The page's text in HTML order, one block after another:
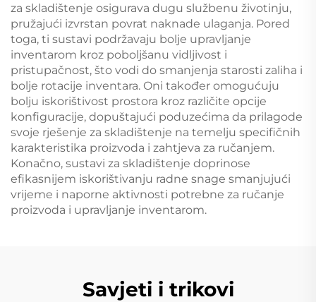
za skladištenje osigurava dugu službenu životinju,
pružajući izvrstan povrat naknade ulaganja. Pored
toga, ti sustavi podržavaju bolje upravljanje
inventarom kroz poboljšanu vidljivost i
pristupačnost, što vodi do smanjenja starosti zaliha i
bolje rotacije inventara. Oni također omogućuju
bolju iskorištivost prostora kroz različite opcije
konfiguracije, dopuštajući poduzećima da prilagode
svoje rješenje za skladištenje na temelju specifičnih
karakteristika proizvoda i zahtjeva za ručanjem.
Konačno, sustavi za skladištenje doprinose
efikasnijem iskorištivanju radne snage smanjujući
vrijeme i naporne aktivnosti potrebne za ručanje
proizvoda i upravljanje inventarom.
Savjeti i trikovi